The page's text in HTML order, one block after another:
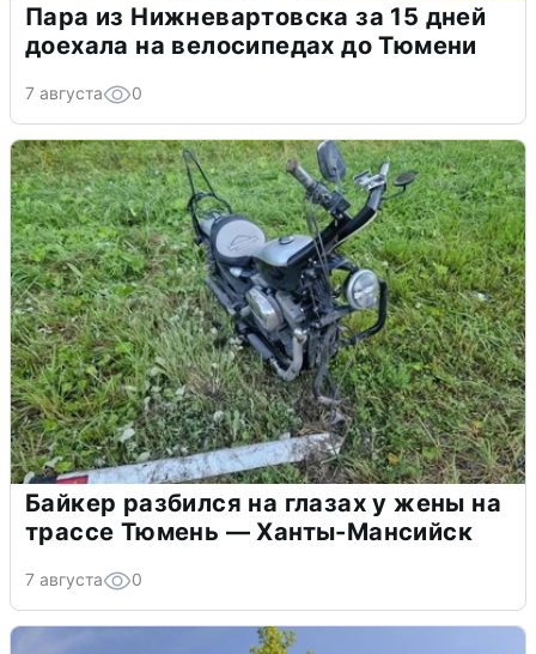
Пара из Нижневартовска за 15 дней
доехала на велосипедах до Тюмени
7 августа 0
Байкер разбился на глазах у жены на
трассе Тюмень — Ханты-Мансийск
7 августа 0